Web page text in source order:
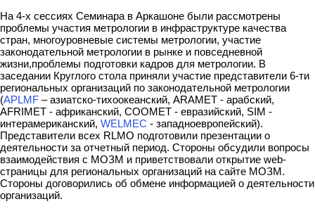
На 4-х сессиях Семинара в Аркашоне были рассмотрены
проблемы участия метрологии в инфраструктуре качества
стран, многоуровневые системы метрологии, участие
законодательной метрологии в рынке и повседневной
жизни,проблемы подготовки кадров для метрологии. В
заседании Круглого стола приняли участие представители 6-ти
региональных организаций по законодательной метрологии
(APLMF – азиатско-тихоокеанский, ARAMET - арабский,
AFRIMET - африканский, COOMET - евразийский, SIM -
интерамериканский, WELMEC - западноевропейский).
Представители всех RLMO подготовили презентации о
деятельности за отчетный период. Стороны обсудили вопросы
взаимодействия с МОЗМ и приветствовали открытие web-
страницы для региональных организаций на сайте МОЗМ.
Стороны договорились об обмене информацией о деятельности
организаций.